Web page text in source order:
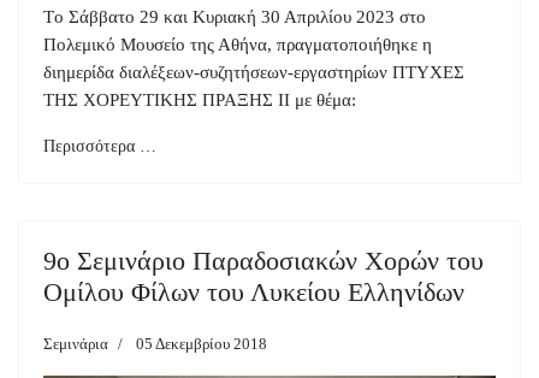
Tο Σάββατο 29 και Κυριακή 30 Απριλίου 2023 στο
Πολεμικό Μουσείο της Αθήνα, πραγματοποιήθηκε η
διημερίδα διαλέξεων-συζητήσεων-εργαστηρίων ΠΤΥΧΕΣ
ΤΗΣ ΧΟΡΕΥΤΙΚΗΣ ΠΡΑΞΗΣ ΙΙ με θέμα:
Περισσότερα …
9ο Σεμινάριο Παραδοσιακών Χορών του
Ομίλου Φίλων του Λυκείου Ελληνίδων
Σεμινάρια 05 Δεκεμβρίου 2018